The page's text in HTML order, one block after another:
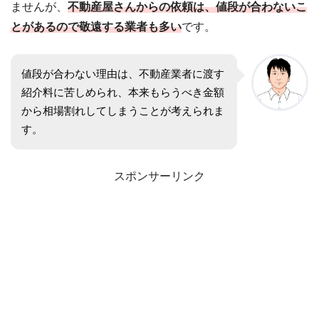
ませんが、 不動産屋さんからの依頼は、値段が合わないこ
とがあるので敬遠する業者も多いです。
値段が合わない理由は、不動産業者に渡す
紹介料に苦しめられ、本来もらうべき金額
から相場割れしてしまうことが考えられま
す。
スポンサーリンク